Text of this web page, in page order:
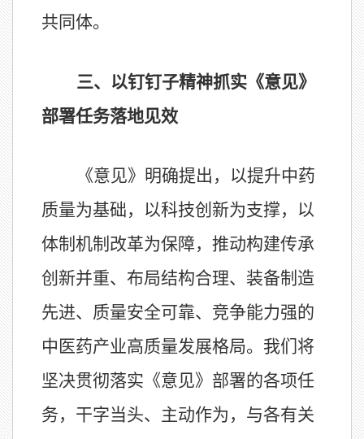
共同体。
三、以钉钉子精神抓实《意见》
部署任务落地见效
《意见》明确提出，以提升中药
质量为基础，以科技创新为支撑，以
体制机制改革为保障，推动构建传承
创新并重、布局结构合理、装备制造
先进、质量安全可靠、竞争能力强的
中医药产业高质量发展格局。我们将
坚决贯彻落实《意见》部署的各项任
务，干字当头、主动作为，与各有关